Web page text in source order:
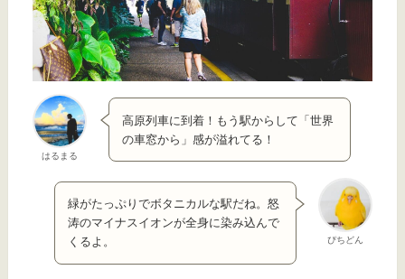
はるまる
高原列車に到着！もう駅からして「世界
の車窓から」感が溢れてる！
ぴちどん
緑がたっぷりでボタニカルな駅だね。怒
涛のマイナスイオンが全身に染み込んで
くるよ。